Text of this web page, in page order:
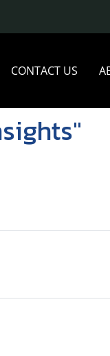
CONTACT US